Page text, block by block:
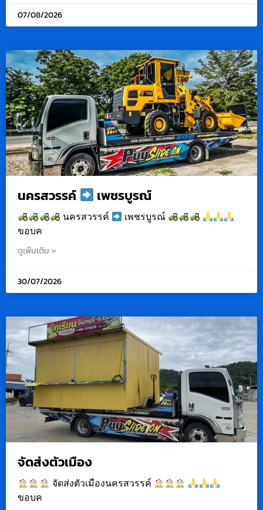
07/08/2026
นครสวรรค์ เพชรบูรณ์
นครสวรรค์
เพชรบูรณ์
ขอบค
ดูเพิ่มเติม »
30/07/2026
จัดส่งตัวเมือง
จัดส่งตัวเมืองนครสวรรค์
ขอบค